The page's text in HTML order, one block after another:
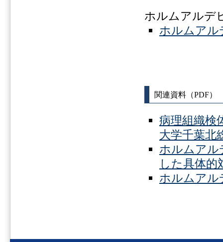
ホルムアルデ
ホルムアル
関連資料（PDF）
病理組織検
大学千葉北
ホルムアル
した具体的
ホルムアル